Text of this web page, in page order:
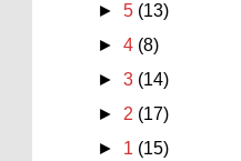
►5 (13)
►4 (8)
►3 (14)
► 2 (17)
► 1 (15)